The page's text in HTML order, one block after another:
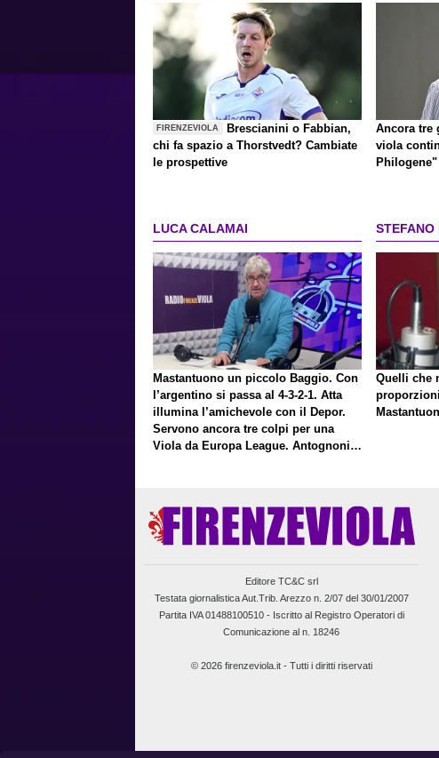
FIRENZEVIOLA
Brescianini o Fabbian,
chi fa spazio a Thorstvedt? Cambiate
le prospettive
Ancora tre
viola
Philogene"
LUCA CALAMAI
Mastantuono un piccolo Baggio. Con
l’argentino si passa al 4-3-2-1. Atta
illumina l’amichevole con il Depor.
Servono ancora tre colpi per una
Viola da Europa League. Antognoni,
STEFANO
Quelli che
Editore TC&C srl
Testata giornalistica Aut.Trib. Arezzo n. 2/07 del 30/01/2007
Partita IVA 01488100510 - Iscritto al Registro Operatori di
Comunicazione al n. 18246
© 2026 firenzeviola.it - Tutti i diritti riservati